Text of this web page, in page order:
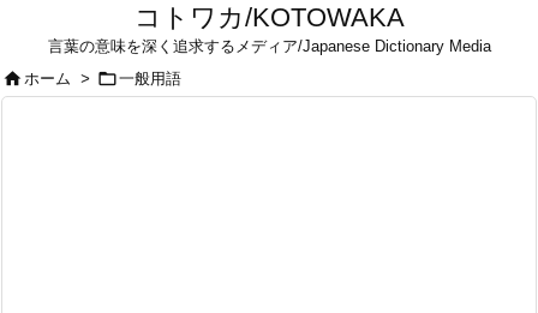
コトワカ/KOTOWAKA
言葉の意味を深く追求するメディア/Japanese Dictionary Media
ホーム > 一般用語